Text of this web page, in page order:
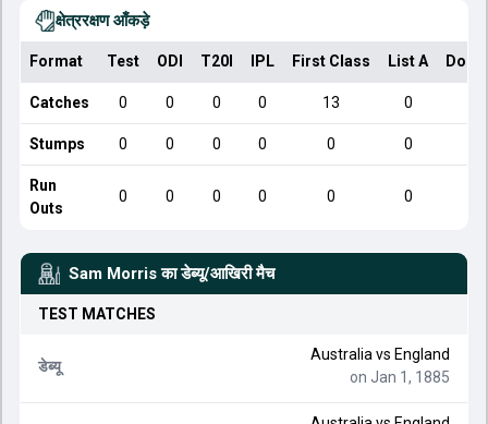
क्षेत्ररक्षण आँकड़े
Format Test ODI T20I IPL First Class List A
Catches 0 0 0 0 13 0
Stumps 0 0 0 0 0 0
Run
Outs
0 0 0 0 0 0
Sam Morris का डेब्यू/आखिरी मैच
TEST MATCHES
डेब्यू
Australia vs England
on Jan 1, 1885